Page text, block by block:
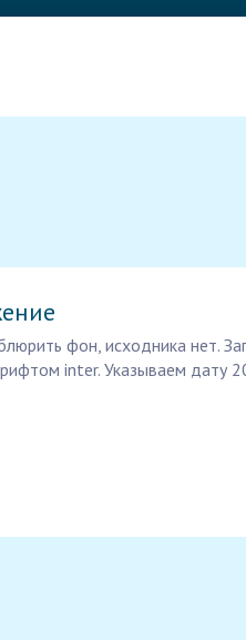
фон, исходника нет.
inter. Указываем дату